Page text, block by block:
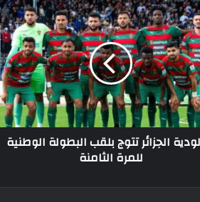
الجزائر تتوج بلقب البطولة الوطنية
للمرة الثامنة